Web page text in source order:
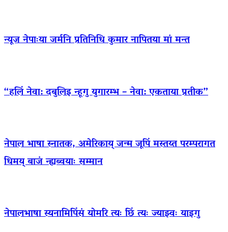
न्यूज नेपाःया जर्मनि प्रतिनिधि कुमार नापितया मां मन्त
“हलिं नेवा: दबुलिइ न्हूगु युगारम्भ – नेवा: एकताया प्रतीक”
नेपाल भाषा स्नातक, अमेरिकाय् जन्म जूपिं मस्तय्त परम्परागत
धिमय् बाजं न्ह्यब्वयाः सम्मान
नेपालभाषा स्यनामिपिंसं योमरि त्यः छिं त्यः ज्याझ्वः याइगु